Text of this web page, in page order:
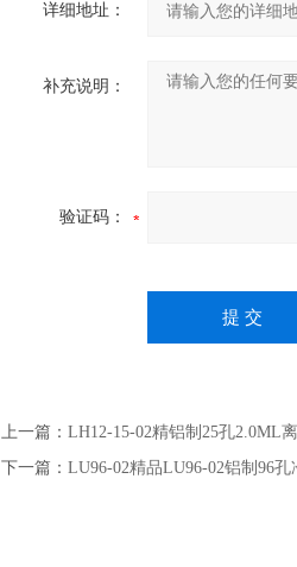
详细地址：
补充说明：
验证码：
上一篇： LH12-15-02精铝制25孔2.0ML
下一篇： LU96-02精品LU96-02铝制96孔